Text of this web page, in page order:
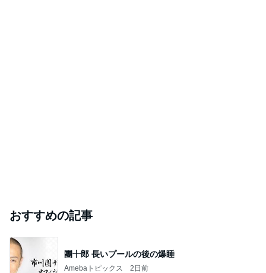
おすすめの記事
團十郎 長いプールの後の爆睡
Amebaトピックス 2日前